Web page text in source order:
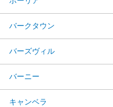
バークタウン
バーズヴィル
バーニー
キャンベラ